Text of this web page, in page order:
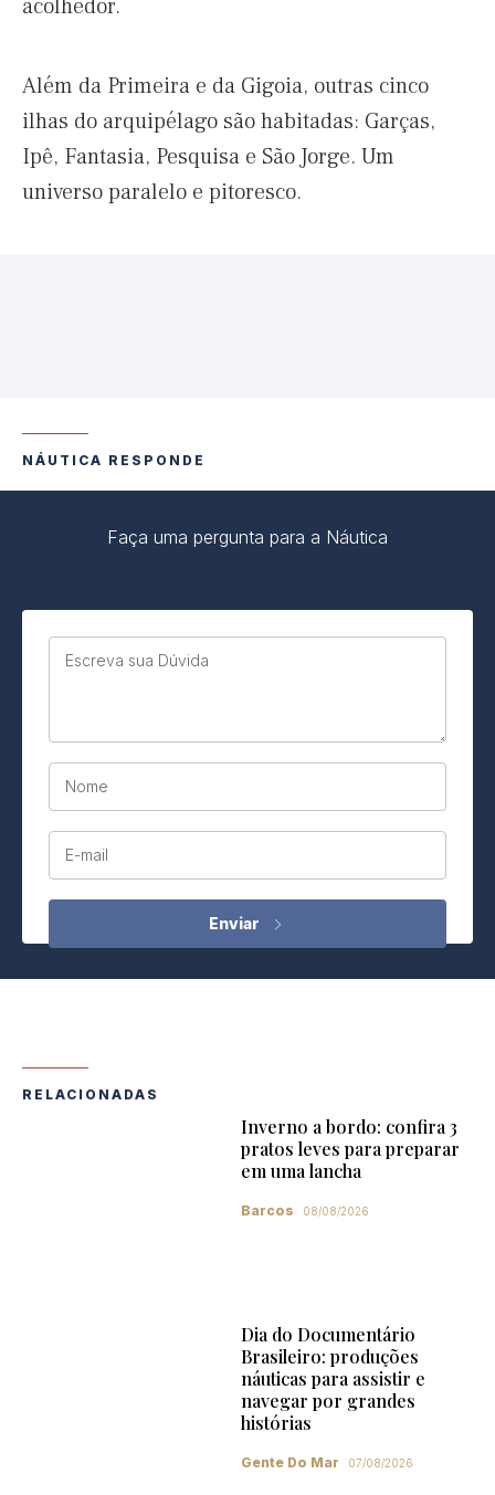
acolhedor.
Além da Primeira e da Gigoia, outras cinco
ilhas do arquipélago são habitadas: Garças,
Ipê, Fantasia, Pesquisa e São Jorge. Um
universo paralelo e pitoresco.
NÁUTICA RESPONDE
Faça uma pergunta para a Náutica
Escreva sua Dúvida
Nome
E-mail
RELACIONADAS
Inverno a bordo: confira 3
pratos leves para preparar
em uma lancha
Barcos 08/08/2026
Dia do Documentário
Brasileiro: produções
náuticas para assistir e
navegar por grandes
histórias
Gente Do Mar 07/08/2026